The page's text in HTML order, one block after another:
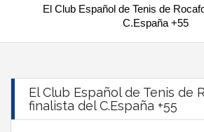
El Club Español de Tenis de
C.España +55
El Club Español de Tenis de
finalista del C.España +55